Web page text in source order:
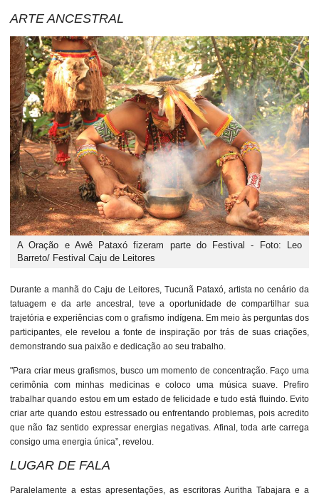
ARTE ANCESTRAL
A Oração e Awê Pataxó fizeram parte do Festival - Foto: Leo
Barreto/ Festival Caju de Leitores
Durante a manhã do Caju de Leitores, Tucunã Pataxó, artista no cenário da
tatuagem e da arte ancestral, teve a oportunidade de compartilhar sua
trajetória e experiências com o grafismo indígena. Em meio às perguntas dos
participantes, ele revelou a fonte de inspiração por trás de suas criações,
demonstrando sua paixão e dedicação ao seu trabalho.
"Para criar meus grafismos, busco um momento de concentração. Faço uma
cerimônia com minhas medicinas e coloco uma música suave. Prefiro
trabalhar quando estou em um estado de felicidade e tudo está fluindo. Evito
criar arte quando estou estressado ou enfrentando problemas, pois acredito
que não faz sentido expressar energias negativas. Afinal, toda arte carrega
consigo uma energia única”, revelou.
LUGAR DE FALA
Paralelamente a estas apresentações, as escritoras Auritha Tabajara e a